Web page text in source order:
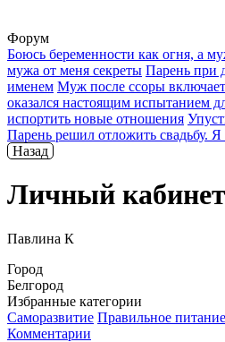
Форум
Боюсь беременности как огня, а
мужа от меня секреты Парень при
именем Муж после ссоры
оказался настоящим испытанием
испортить новые отношения
Парень решил отложить свадьбу. Я
Назад
Личный кабинет
Павлина К
Город
Белгород
Избранные категории
Саморазвитие Правильное питание
Комментарии